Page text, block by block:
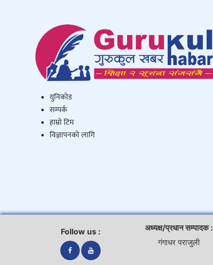
युनिकाेड
सम्पर्क
हाम्राे टिम
विज्ञापनको लागि
Follow us :
अध्यक्ष/प्रधान सम्पादक :
गंगाधर पराजुली